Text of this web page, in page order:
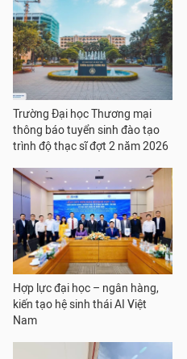
Trường Đại học Thương mại
thông báo tuyển sinh đào tạo
trình độ thạc sĩ đợt 2 năm 2026
Hợp lực đại học – ngân hàng,
kiến tạo hệ sinh thái AI Việt
Nam